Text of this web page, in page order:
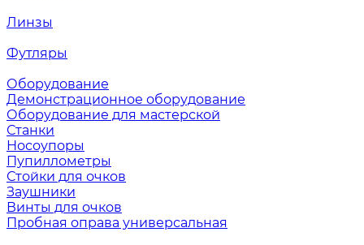
Линзы
Футляры
Оборудование
Демонстрационное оборудование
Оборудование для мастерской
Станки
Носоупоры
Пупиллометры
Стойки для очков
Заушники
Винты для очков
Пробная оправа универсальная